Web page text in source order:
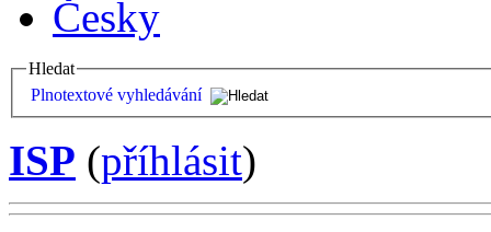
Česky
Hledat
Plnotextové vyhledávání
ISP (příhlásit)